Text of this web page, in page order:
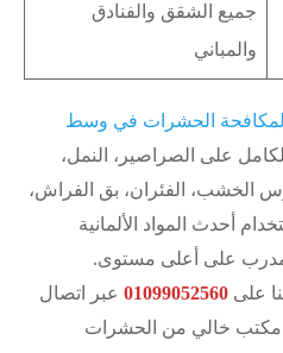
جميع الشقق والفنادق
والمباني
لمكافحة الحشرات في وسط
على الصراصير، النمل،
الخشب، الفئران، بق الفراش،
أحدث المواد الألمانية
على أعلى مستوى.
على 01099052560 عبر اتصال
مكتب خالي من الحشرات